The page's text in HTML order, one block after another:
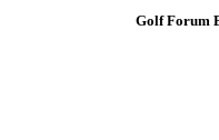
Golf Forum